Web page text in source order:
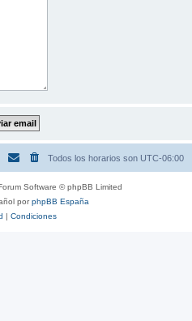
Todos los horarios son UTC-06:00
Software © phpBB Limited
porphpBB España
| Condiciones